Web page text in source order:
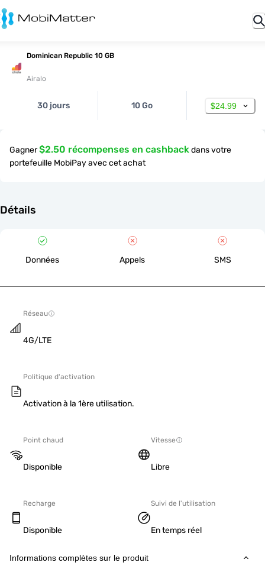
Dominican Republic 10 GB
Airalo
30 jours 10 Go $24.99
Gagner$2.50 récompenses en cashbackdans votre
portefeuille MobiPay avec cet achat
Détails
Données Appels SMS
Réseau
4G/LTE
Politique d'activation
Activation à la 1ère utilisation.
Point chaud
Disponible
Vitesse
Libre
Recharge
Disponible
Suivi de l'utilisation
En temps réel
Informations complètes sur le produit